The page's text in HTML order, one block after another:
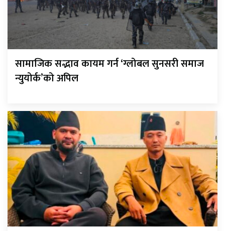
सामाजिक सद्भाव कायम गर्न ‘ग्लोबल सुनसरी समाज
न्युयोर्क’को अपिल